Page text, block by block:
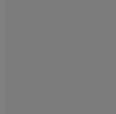
Sie eine
erhalten Sie
Optionen und